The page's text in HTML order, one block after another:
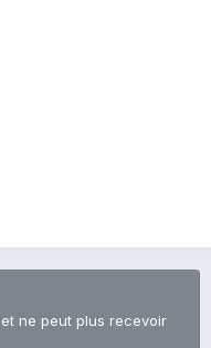
ne peut plus recevoir